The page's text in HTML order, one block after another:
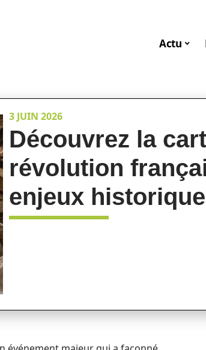
Actu
3 JUIN 2026
Découvrez la
révolution
enjeux